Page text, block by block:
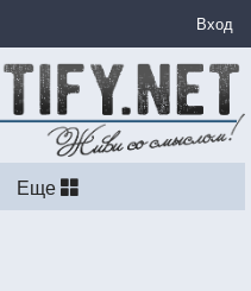
Вход
Еще